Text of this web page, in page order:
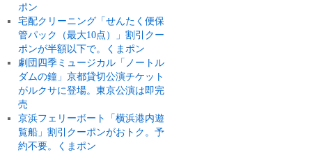
ポン
宅配クリーニング「せんたく便保
管パック（最大10点）」割引クー
ポンが半額以下で。くまポン
劇団四季ミュージカル「ノートル
ダムの鐘」京都貸切公演チケット
がルクサに登場。東京公演は即完
売
京浜フェリーボート「横浜港内遊
覧船」割引クーポンがおトク。予
約不要。くまポン